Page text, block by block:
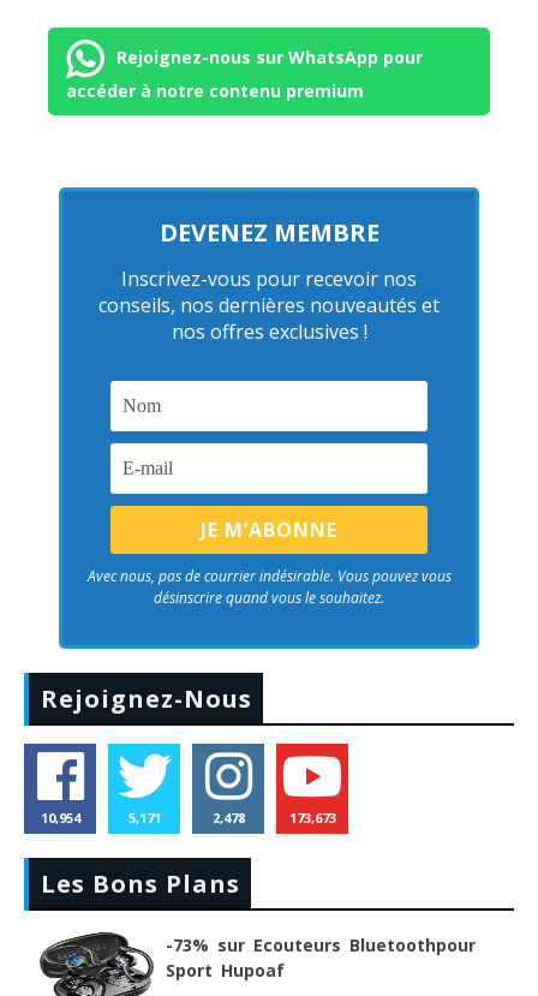
Rejoignez-nous sur WhatsApp pour
accéder à notre contenu premium
DEVENEZ MEMBRE
Inscrivez-vous pour recevoir nos
conseils, nos dernières nouveautés et
nos offres exclusives !
Avec nous, pas de courrier indésirable. Vous pouvez vous
désinscrire quand vous le souhaitez.
Rejoignez-Nous
10,954 5,171 2,478 173,673
Les Bons Plans
-73% sur Ecouteurs Bluetoothpour
Sport Hupoaf